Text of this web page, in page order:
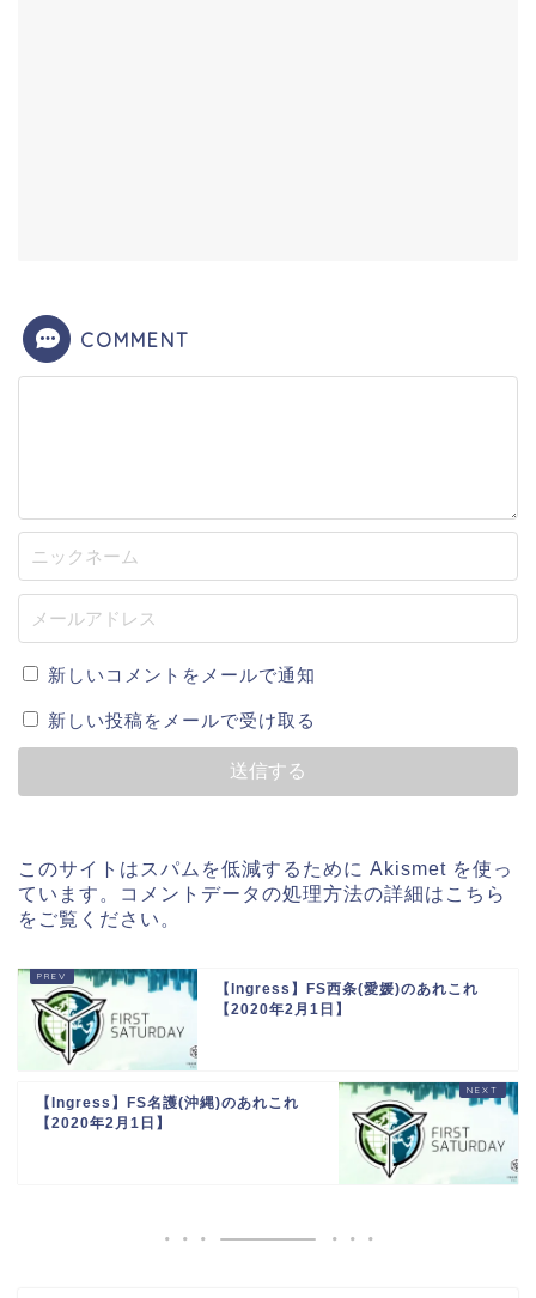
COMMENT
新しいコメントをメールで通知
新しい投稿をメールで受け取る
このサイトはスパムを低減するために Akismet を使っ
ています。
コメントデータの処理方法の詳細はこちら
をご覧ください 。
【Ingress】FS西条(愛媛)のあれこれ
【2020年2月1日】
【Ingress】FS名護(沖縄)のあれこれ
【2020年2月1日】